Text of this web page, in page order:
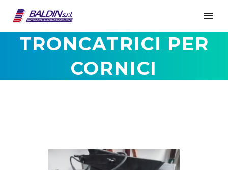
TRONCATRICI PER
CORNICI